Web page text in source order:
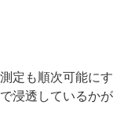
定も順次可能にす
浸透しているかが